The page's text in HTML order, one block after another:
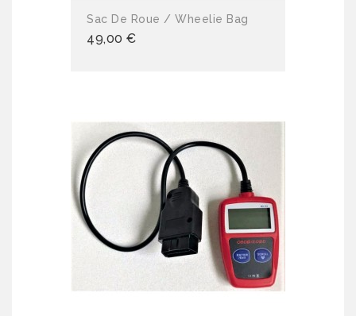
Sac De Roue / Wheelie Bag
49,00 €